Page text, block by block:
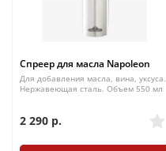
Спреер для масла Napoleon
Для добавления масла, вина, уксуса.
Нержавеющая сталь. Объем 550 мл
2 290 р.